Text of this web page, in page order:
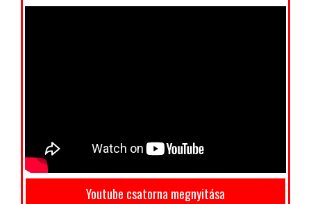
Youtube csatorna megnyitása